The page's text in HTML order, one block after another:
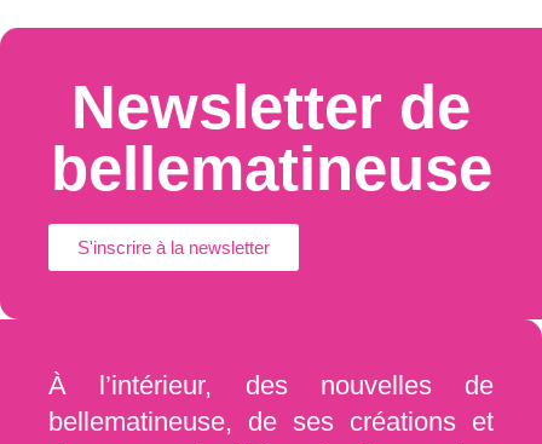
Newsletter de
bellematineuse
S'inscrire à la newsletter
À l’intérieur, des nouvelles de
bellematineuse, de ses créations et